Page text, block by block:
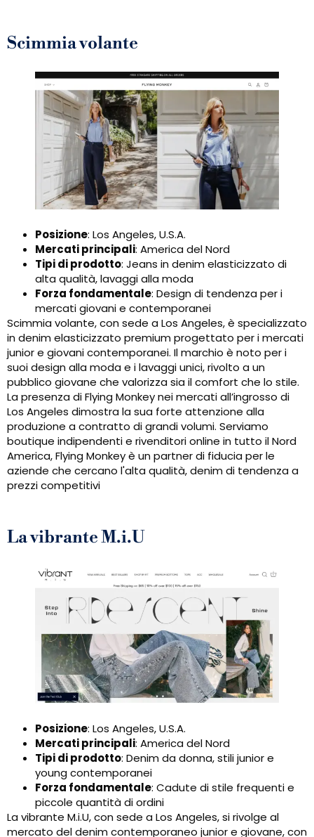
Scimmia volante
Posizione: Los Angeles, U.S.A.
Mercati principali: America del Nord
Tipi di prodotto: Jeans in denim elasticizzato di
alta qualità, lavaggi alla moda
Forza fondamentale: Design di tendenza per i
mercati giovani e contemporanei
Scimmia volante, con sede a Los Angeles, è specializzato
in denim elasticizzato premium progettato per i mercati
junior e giovani contemporanei. Il marchio è noto per i
suoi design alla moda e i lavaggi unici, rivolto a un
pubblico giovane che valorizza sia il comfort che lo stile.
La presenza di Flying Monkey nei mercati all’ingrosso di
Los Angeles dimostra la sua forte attenzione alla
produzione a contratto di grandi volumi. Serviamo
boutique indipendenti e rivenditori online in tutto il Nord
America, Flying Monkey è un partner di fiducia per le
aziende che cercano l'alta qualità, denim di tendenza a
prezzi competitivi
La vibrante M.i.U
Posizione: Los Angeles, U.S.A.
Mercati principali: America del Nord
Tipi di prodotto: Denim da donna, stili junior e
young contemporanei
Forza fondamentale: Cadute di stile frequenti e
piccole quantità di ordini
La vibrante M.i.U, con sede a Los Angeles, si rivolge al
mercato del denim contemporaneo junior e giovane, con